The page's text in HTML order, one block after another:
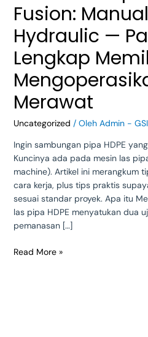
Fusion:
Hydraulic —
Lengkap
Merawat
Uncategorized / Oleh Admin -
Ingin sambungan pipa HDPE
Kuncinya ada pada mesin las
machine). Artikel ini merangkum
cara kerja, plus tips praktis
sesuai standar proyek. Apa itu
las pipa HDPE menyatukan dua
pemanasan […]
vs
Hydraulic
—
Panduan
Lengkap
Memilih,
Mengoperasikan
&
Merawat
Read More »